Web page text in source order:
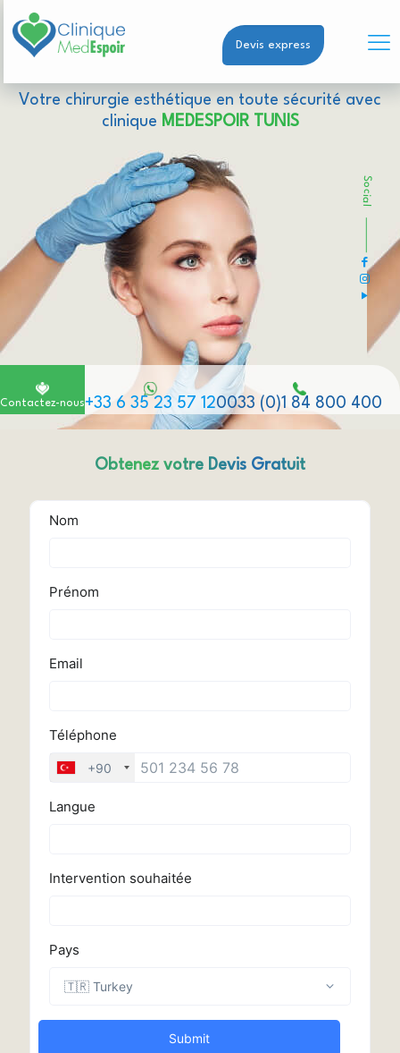
Devis express
Votre chirurgie esthétique en toute sécurité avec
clinique MEDESPOIR TUNIS
Contactez-nous+33 6 35 23 57 120033 (0)1 84 800 400
Social
Obtenez votre Devis Gratuit